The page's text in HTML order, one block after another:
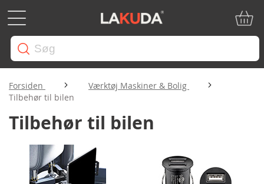
Forsiden
Værktøj Maskiner & Bolig
Tilbehør til bilen
Tilbehør til bilen